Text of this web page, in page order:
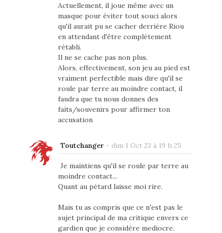
Actuellement, il joue même avec un
masque pour éviter tout souci alors
qu'il aurait pu se cacher derrière Riou
en attendant d'être complètement
rétabli.
Il ne se cache pas non plus.
Alors, effectivement, son jeu au pied est
vraiment perfectible mais dire qu'il se
roule par terre au moindre contact, il
faudra que tu nous donnes des
faits/souvenirs pour affirmer ton
accusation
Toutchanger - dim 1 Oct 23 à 19 h 25
Je maintiens qu'il se roule par terre au
moindre contact...
Quant au pétard laisse moi rire.
Mais tu as compris que ce n'est pas le
sujet principal de ma critique envers ce
gardien que je considère mediocre.